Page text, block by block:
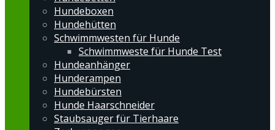
Hundeboxen
Hundehütten
Schwimmwesten für Hunde
Schwimmweste für Hunde Test
Hundeanhänger
Hunderampen
Hundebürsten
Hunde Haarschneider
Staubsauger für Tierhaare